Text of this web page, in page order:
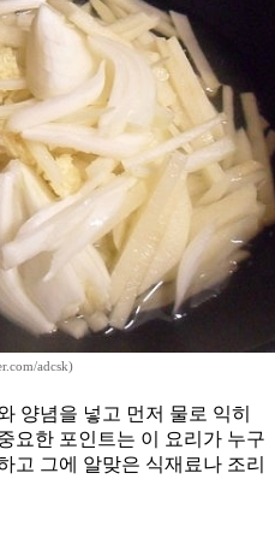
adcsk)
양념을 넣고 먼저 물로 익히
요한 포인트는 이 요리가 누구
고 그에 알맞은 식재료나 조리